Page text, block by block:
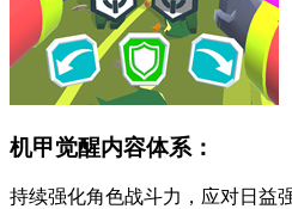
机甲觉醒内容体系：
持续强化角色战斗力，应对日益